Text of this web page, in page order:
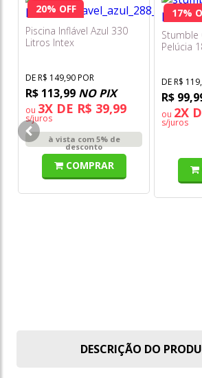
20% OFF
Piscina Inflável Azul 330
Litros Intex
DE R$ 149,90 POR
R$ 113,99 NO PIX
ou 3X DE R$ 39,99
s/juros
à vista com 5% de
desconto
COMPRAR
17%
Stumble
Pelúcia
DE R$
R$
ou 2X
s/juros
DESCRIÇÃO DO